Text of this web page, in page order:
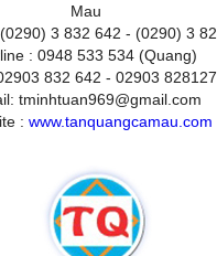
Mau
3 832 642 - (0290) 3
: 0948 533 534 (Quang)
832 642 - 02903 828127
tminhtuan969@gmail.com
: www.tanquangcamau.com